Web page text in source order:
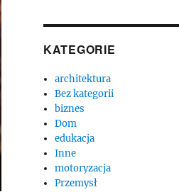
KATEGORIE
architektura
Bez kategorii
biznes
Dom
edukacja
Inne
motoryzacja
Przemysł